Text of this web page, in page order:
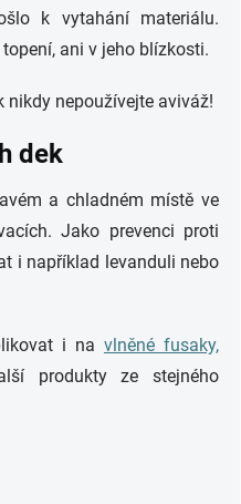
k vytahání materiálu.
ani v jeho blízkosti.
nikdy nepoužívejte aviváž!
dek
a chladném místě ve
Jako prevenci proti
i například levanduli nebo
i na vlněné fusaky,
produkty ze stejného